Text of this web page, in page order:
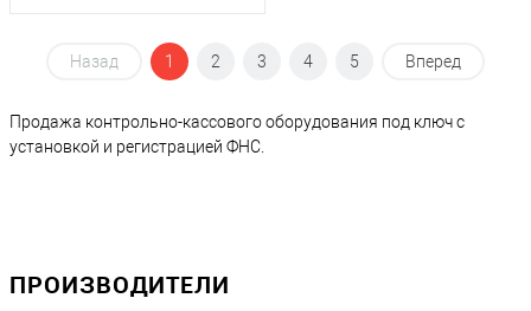
Назад 1 2 3 4 5 Вперед
Продажа контрольно-кассового оборудования под ключ с
установкой и регистрацией ФНС.
ПРОИЗВОДИТЕЛИ